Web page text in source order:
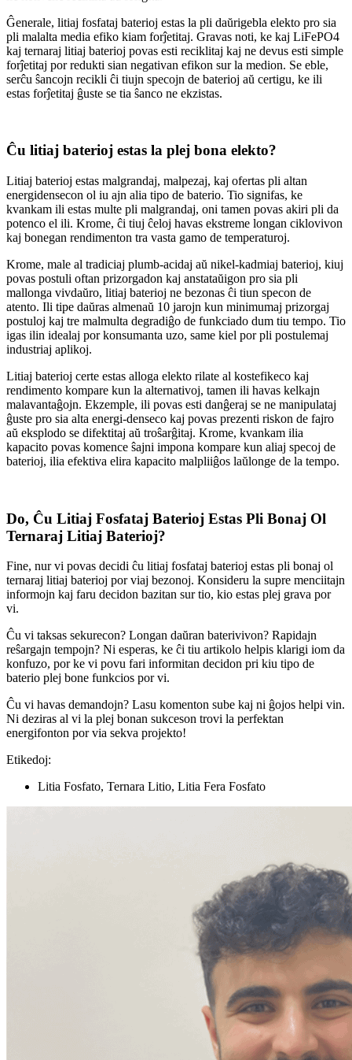
Ĝenerale, litiaj fosfataj baterioj estas la pli daŭrigebla elekto pro sia
pli malalta media efiko kiam forĵetitaj. Gravas noti, ke kaj LiFePO4
kaj ternaraj litiaj baterioj povas esti reciklitaj kaj ne devus esti simple
forĵetitaj por redukti sian negativan efikon sur la medion. Se eble,
serĉu ŝancojn recikli ĉi tiujn specojn de baterioj aŭ certigu, ke ili
estas forĵetitaj ĝuste se tia ŝanco ne ekzistas.
Ĉu litiaj baterioj estas la plej bona elekto?
Litiaj baterioj estas malgrandaj, malpezaj, kaj ofertas pli altan
energidensecon ol iu ajn alia tipo de baterio. Tio signifas, ke
kvankam ili estas multe pli malgrandaj, oni tamen povas akiri pli da
potenco el ili. Krome, ĉi tiuj ĉeloj havas ekstreme longan ciklovivon
kaj bonegan rendimenton tra vasta gamo de temperaturoj.
Krome, male al tradiciaj plumb-acidaj aŭ nikel-kadmiaj baterioj, kiuj
povas postuli oftan prizorgadon kaj anstataŭigon pro sia pli
mallonga vivdaŭro, litiaj baterioj ne bezonas ĉi tiun specon de
atento. Ili tipe daŭras almenaŭ 10 jarojn kun minimumaj prizorgaj
postuloj kaj tre malmulta degradiĝo de funkciado dum tiu tempo. Tio
igas ilin idealaj por konsumanta uzo, same kiel por pli postulemaj
industriaj aplikoj.
Litiaj baterioj certe estas alloga elekto rilate al kostefikeco kaj
rendimento kompare kun la alternativoj, tamen ili havas kelkajn
malavantaĝojn. Ekzemple, ili povas esti danĝeraj se ne manipulataj
ĝuste pro sia alta energi-denseco kaj povas prezenti riskon de fajro
aŭ eksplodo se difektitaj aŭ troŝarĝitaj. Krome, kvankam ilia
kapacito povas komence ŝajni impona kompare kun aliaj specoj de
baterioj, ilia efektiva elira kapacito malpliiĝos laŭlonge de la tempo.
Do, Ĉu Litiaj Fosfataj Baterioj Estas Pli Bonaj Ol
Ternaraj Litiaj Baterioj?
Fine, nur vi povas decidi ĉu litiaj fosfataj baterioj estas pli bonaj ol
ternaraj litiaj baterioj por viaj bezonoj. Konsideru la supre menciitajn
informojn kaj faru decidon bazitan sur tio, kio estas plej grava por
vi.
Ĉu vi taksas sekurecon? Longan daŭran baterivivon? Rapidajn
reŝargajn tempojn? Ni esperas, ke ĉi tiu artikolo helpis klarigi iom da
konfuzo, por ke vi povu fari informitan decidon pri kiu tipo de
baterio plej bone funkcios por vi.
Ĉu vi havas demandojn? Lasu komenton sube kaj ni ĝojos helpi vin.
Ni deziras al vi la plej bonan sukceson trovi la perfektan
energifonton por via sekva projekto!
Etikedoj:
Litia Fosfato, Ternara Litio, Litia Fera Fosfato